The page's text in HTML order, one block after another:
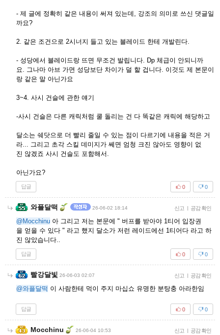
- 제 글에 정확히 같은 내용이 써져 있는데, 강조의 의미로 쓰신 댓글일
까요?
2. 같은 조건으로 2시너지 들고 있는 블레이드 한테 개발린다.
- 성당에서 블레이드랑 뜨면 무조건 발립니다. Dp 체급이 안되니까
요. 그나마 아브 가면 성당보단 차이가 덜 할 겁니다. 이것도 제 본문이
랑 같은 말 아닌가요
3~4. 사시 건슬에 관한 얘기
-사시 건슬은 다른 캐릭처럼 쿨 돌리는 건 다 똑같은 캐릭에 해당하고
달소는 쉐닷으로 더 빨리 줄일 수 있는 점이 다르기에 내용을 적은 거
라... 그리고 초각 스킬 데미지가 쎄면 엄청 크진 않아도 영향이 없
진 않겠죠 사시 건슬도 포함해서.
아닌가요?
답글 0
0
와플달떡 26-06-02 18:14 신고 | 공감 확인
@Mocchinu 아 그리고 저는 본문에 " 버프를 받아야 1티어 입장권
을 얻을 수 있다 " 라고 했지 달소가 저런 레이드에선 1티어다 라고 하
진 않았습니다..
답글 0
0
빨강달빛 26-06-03 02:07 신고 | 공감 확인
@와플달떡 이 사람한테 먹이 주지 마십쇼 유명한 분탕충 아라한임
답글 0
0
Mocchinu 26-06-04 10:53 신고 | 공감 확인